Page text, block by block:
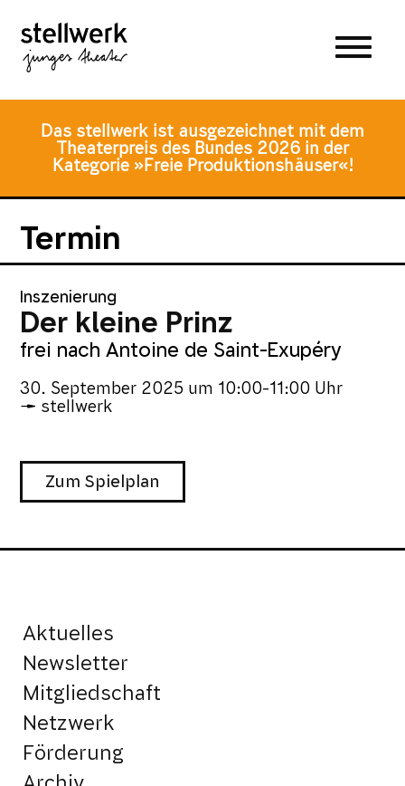
Hauptmenü
Inhalt
springen
Fusszeile
springen
Das stellwerk ist ausgezeichnet mit dem
Theaterpreis des Bundes 2026 in der
Kategorie »Freie Produktionshäuser«!
Termin
Inszenierung
Der kleine Prinz
frei nach Antoine de Saint-Exupéry
30. September 2025 um 10:00-11:00 Uhr
stellwerk
Zum Spielplan
Aktuelles
Newsletter
Mitgliedschaft
Netzwerk
Förderung